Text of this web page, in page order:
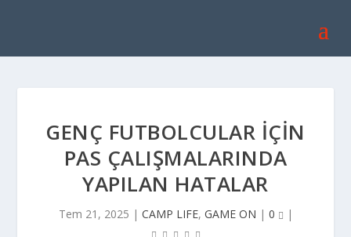
GENÇ FUTBOLCULAR İÇIN
PAS ÇALIŞMALARINDA
YAPILAN HATALAR
Tem 21, 2025 | CAMP LIFE, GAME ON | 0 |